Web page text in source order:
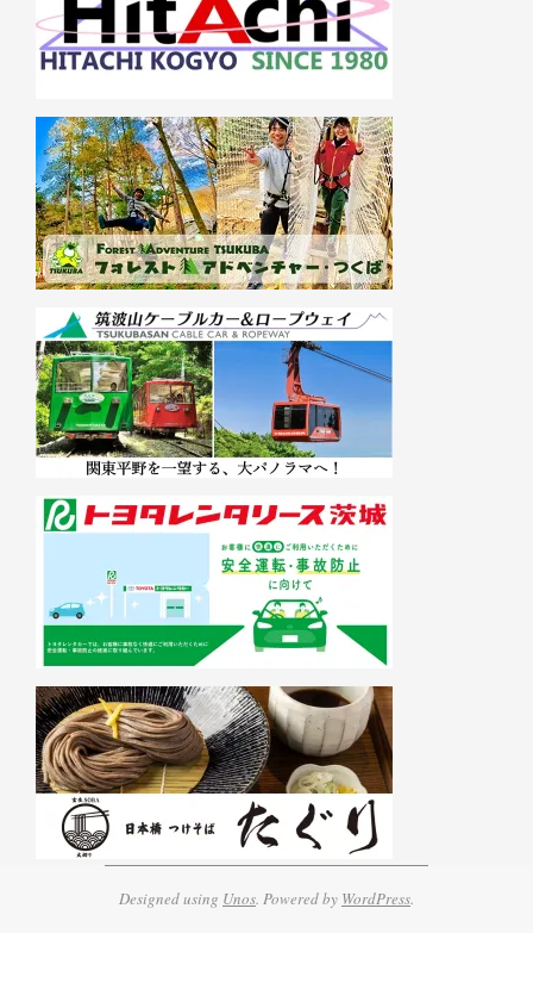
Designed using Unos. Powered by WordPress.